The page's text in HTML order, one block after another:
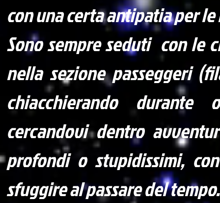
con una certa antipatia per
Sono sempre seduti con le
nella sezione passeggeri
chiacchierando
cercandovi dentro
profondi o stupidissimi,
sfuggire al passare del tempo.